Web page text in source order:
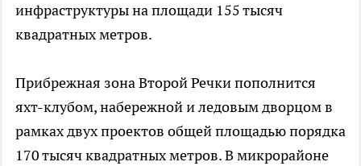
инфраструктуры на площади 155 тысяч
квадратных метров.
Прибрежная зона Второй Речки пополнится
яхт-клубом, набережной и ледовым дворцом в
рамках двух проектов общей площадью порядка
170 тысяч квадратных метров. В микрорайоне